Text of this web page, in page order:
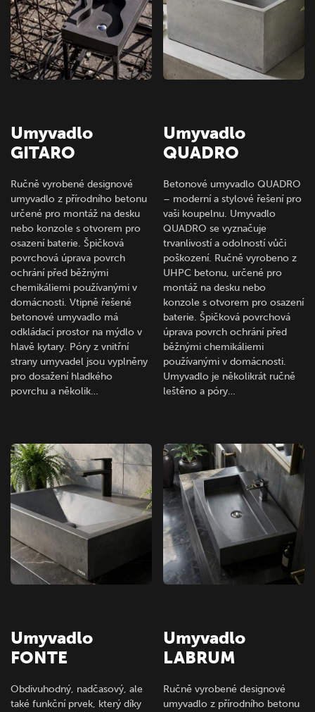
Umyvadlo
GITARO
Ručně vyrobené designové
umyvadlo z přírodního betonu
určené pro montáž na desku
nebo konzole s otvorem pro
osazení baterie. Špičková
povrchová úprava povrch
ochrání před běžnými
chemikáliemi používanými v
domácnosti. Vtipně řešené
betonové umyvadlo má
odkládací prostor na mýdlo v
hlavě kytary. Póry z vnitřní
strany umyvadel jsou vyplněny
pro dosažení hladkého
povrchu a několik…
Umyvadlo
QUADRO
Betonové umyvadlo QUADRO
– moderní a stylové řešení pro
vaši koupelnu. Umyvadlo
QUADRO se vyznačuje
trvanlivostí a odolností vůči
poškození. Ručně vyrobeno z
UHPC betonu, určené pro
montáž na desku nebo
konzole s otvorem pro osazení
baterie. Špičková povrchová
úprava povrch ochrání před
běžnými chemikáliemi
používanými v domácnosti.
Umyvadlo je několikrát ručně
leštěno a póry…
Umyvadlo
FONTE
Obdivuhodný, nadčasový, ale
také funkční prvek, který díky
Umyvadlo
LABRUM
Ručně vyrobené designové
umyvadlo z přírodního betonu